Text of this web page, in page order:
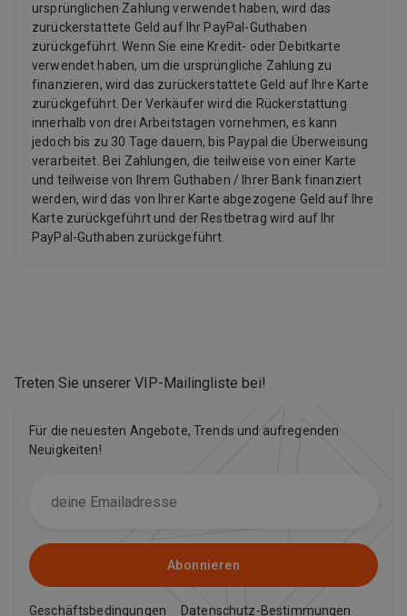
ursprünglichen Zahlung verwendet haben, wird das
zurückerstattete Geld auf Ihr PayPal-Guthaben
zurückgeführt. Wenn Sie eine Kredit- oder Debitkarte
verwendet haben, um die ursprüngliche Zahlung zu
finanzieren, wird das zurückerstattete Geld auf Ihre Karte
zurückgeführt. Der Verkäufer wird die Rückerstattung
innerhalb von drei Arbeitstagen vornehmen, es kann
jedoch bis zu 30 Tage dauern, bis Paypal die Überweisung
verarbeitet. Bei Zahlungen, die teilweise von einer Karte
und teilweise von Ihrem Guthaben / Ihrer Bank finanziert
werden, wird das von Ihrer Karte abgezogene Geld auf Ihre
Karte zurückgeführt und der Restbetrag wird auf Ihr
PayPal-Guthaben zurückgeführt.
Treten Sie unserer VIP-Mailingliste bei!
Für die neuesten Angebote, Trends und aufregenden
Neuigkeiten!
Abonnieren
Geschäftsbedingungen Datenschutz-Bestimmungen